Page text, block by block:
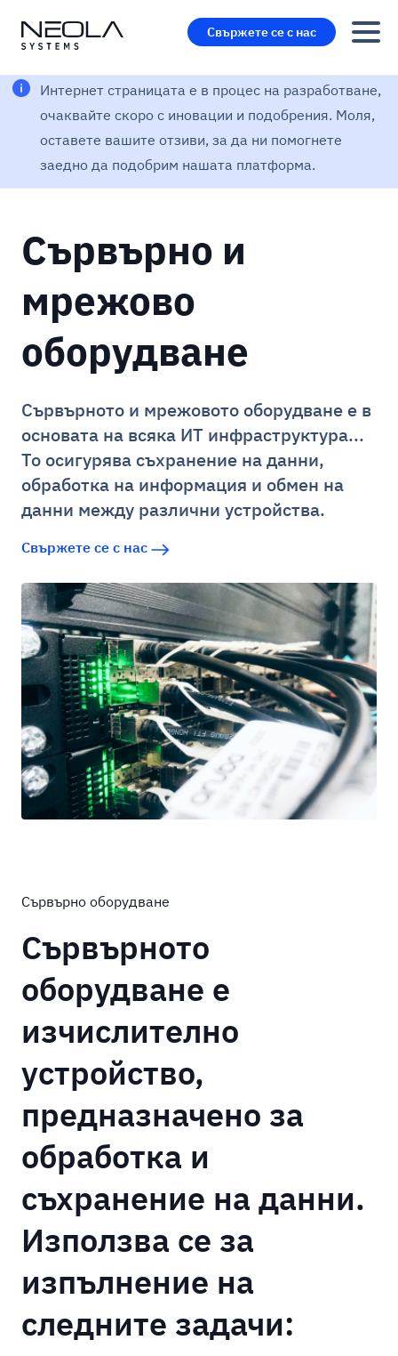
Свържете се с нас
Интернет страницата е в процес на разработване,
очаквайте скоро с иновации и подобрения. Моля,
оставете вашите отзиви, за да ни помогнете
заедно да подобрим нашата платформа.
Сървърно и
мрежово
оборудване
Сървърното и мрежовото оборудване е в
основата на всяка ИТ инфраструктура...
То осигурява съхранение на данни,
обработка на информация и обмен на
данни между различни устройства.
Свържете се с нас
Сървърно оборудване
Сървърното
оборудване е
изчислително
устройство,
предназначено за
обработка и
съхранение на данни.
Използва се за
изпълнение на
следните задачи: